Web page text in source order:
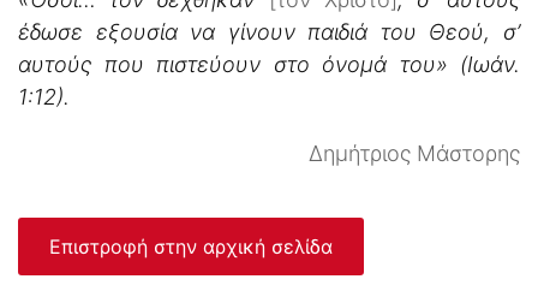
έδωσε εξουσία να γίνουν παιδιά του Θεού, σ’
αυτούς που πιστεύουν στο όνομά του» (Ιωάν.
1:12).
Δημήτριος Μάστορης
Επιστροφή στην αρχική σελίδα